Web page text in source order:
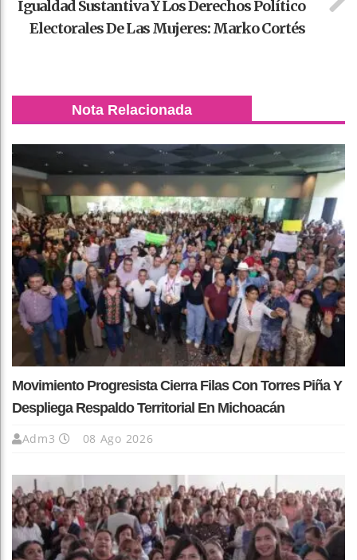
Igualdad Sustantiva Y Los Derechos Político
Electorales De Las Mujeres: Marko Cortés
Nota Relacionada
Movimiento Progresista Cierra Filas Con Torres Piña Y
Despliega Respaldo Territorial En Michoacán
Adm3 08 Ago 2026